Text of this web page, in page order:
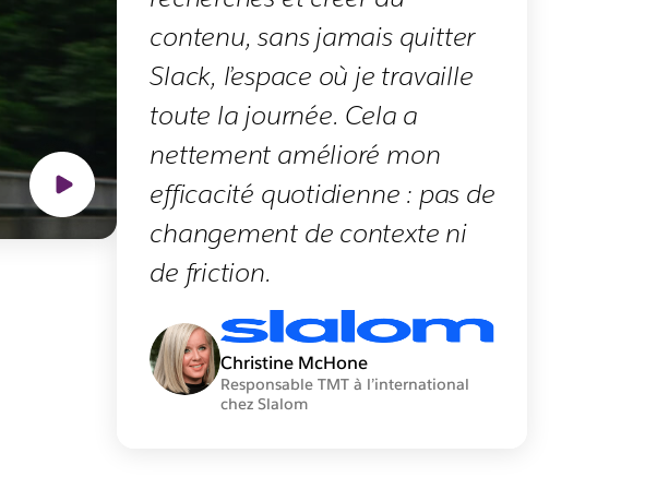
contenu, sans jamais quitter
Slack, l’espace où je travaille
toute la journée. Cela a
nettement amélioré mon
efficacité quotidienne : pas de
changement de contexte ni
de friction.
Christine McHone
Responsable TMT à l’international
chez Slalom